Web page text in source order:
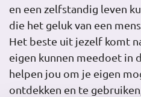
en een zelfstandig leven
die het geluk van een
Het beste uit jezelf komt
eigen kunnen meedoet in
helpen jou om je eigen
ontdekken en te